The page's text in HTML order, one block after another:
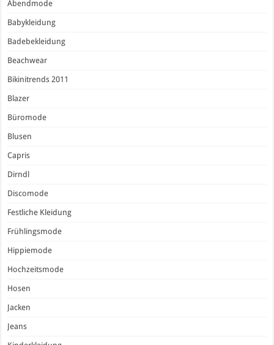
Abendmode
Babykleidung
Badebekleidung
Beachwear
Bikinitrends 2011
Blazer
Büromode
Blusen
Capris
Dirndl
Discomode
Festliche Kleidung
Frühlingsmode
Hippiemode
Hochzeitsmode
Hosen
Jacken
Jeans